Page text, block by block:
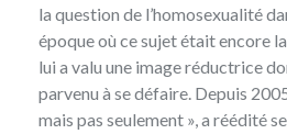
la question de l’homosexualité
époque où ce sujet était encore
lui a valu une image réductrice
parvenu à se défaire. Depuis
mais pas seulement », a réédité